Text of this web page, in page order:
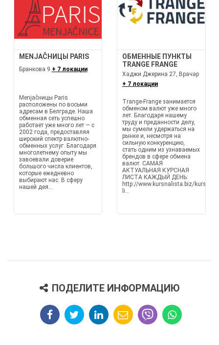
MENJAČНИЦЫ PARIS
Бранкова 9 + 7 локации
Menjačницы Paris
расположены по восьми
адресам в Белграде. Наша
обменная сеть успешно
работает уже много лет — с
2002 года, предоставляя
широкий спектр валютно-
обменных услуг. Благодаря
многолетнему опыту мы
завоевали доверие
большого числа клиентов,
которые ежедневно
выбирают нас. В сферу
нашей дея...
ОБМЕННЫЕ ПУНКТЫ
TRANGE FRANGE
Хаджи Джерина 27, Врачар
+ 7 локации
Trange-Frange занимается
обменом валют уже много
лет. Благодаря нашему
труду и преданности делу,
мы сумели удержаться на
рынке и, несмотря на
сильную конкуренцию,
стать одним из узнаваемых
брендов в сфере обмена
валют. САМАЯ
АКТУАЛЬНАЯ КУРСНАЯ
ЛИСТА КАЖДЫЙ ДЕНЬ:
http://www.kursnalista.biz/kursna-
li...
ПОДЕЛИТЕ ИНФОРМАЦИЮ